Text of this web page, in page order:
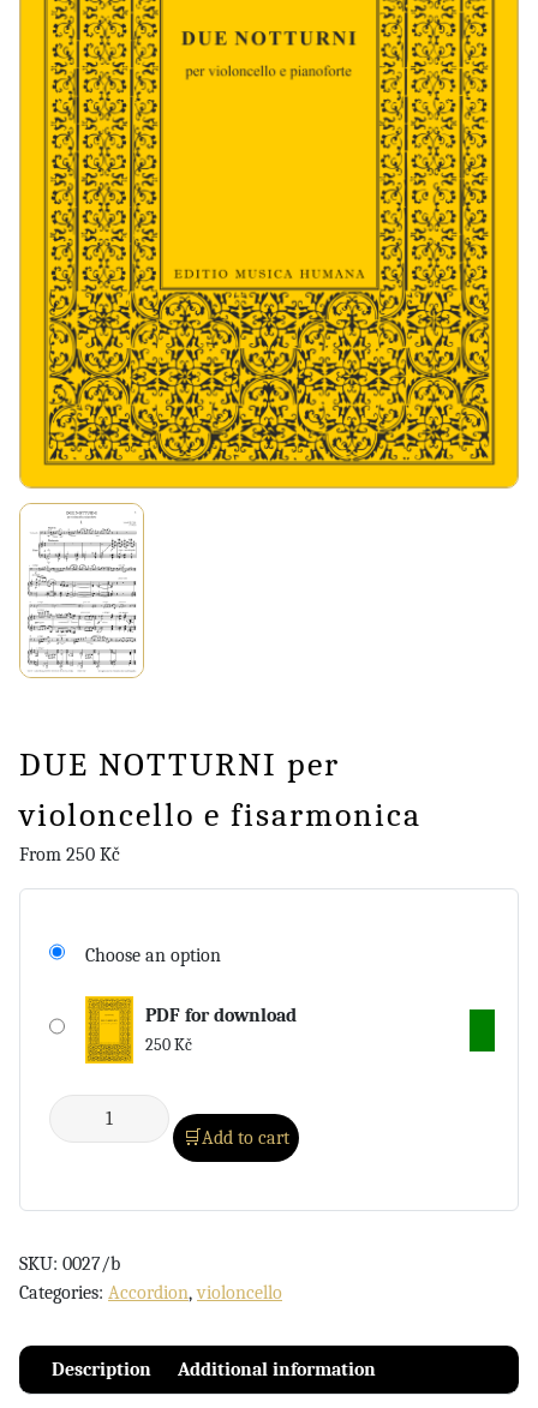
DUE NOTTURNI per
violoncello e fisarmonica
From 250 Kč
Choose an option
PDF for download
250Kč
Add to cart
SKU: 0027/b
Categories: Accordion,violoncello
Description Additional information